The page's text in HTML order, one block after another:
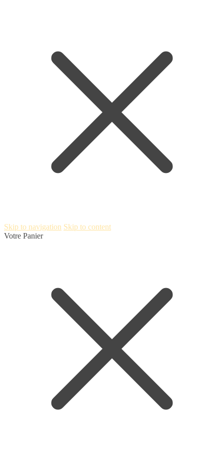
Skip to navigation Skip to content
Votre Panier